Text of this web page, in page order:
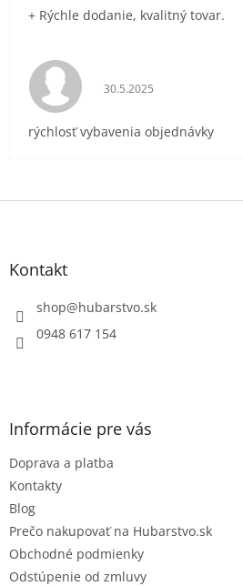
+ Rýchle dodanie, kvalitný tovar.
Hodnotenie obchodu
30.5.2025
rýchlosť vybavenia objednávky
Z
Kontakt
shop@hubarstvo.sk
0948 617 154
Informácie pre vás
Doprava a platba
Kontakty
Blog
Prečo nakupovať na Hubarstvo.sk
Obchodné podmienky
Odstúpenie od zmluvy